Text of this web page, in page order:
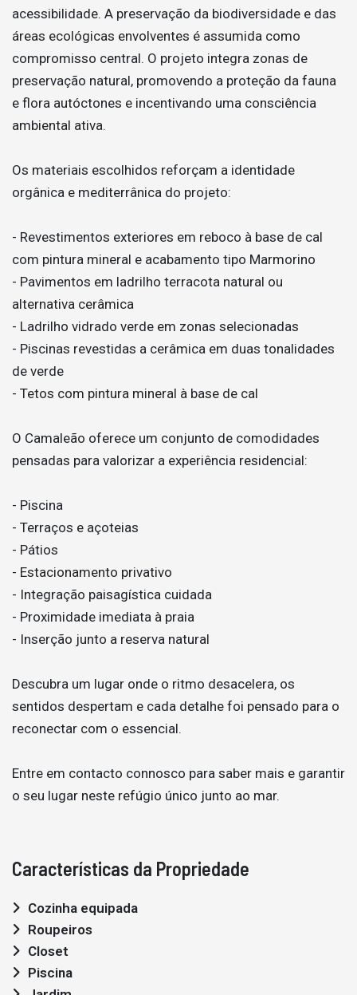
acessibilidade. A preservação da biodiversidade e das
áreas ecológicas envolventes é assumida como
compromisso central. O projeto integra zonas de
preservação natural, promovendo a proteção da fauna
e flora autóctones e incentivando uma consciência
ambiental ativa.
Os materiais escolhidos reforçam a identidade
orgânica e mediterrânica do projeto:
- Revestimentos exteriores em reboco à base de cal
com pintura mineral e acabamento tipo Marmorino
- Pavimentos em ladrilho terracota natural ou
alternativa cerâmica
- Ladrilho vidrado verde em zonas selecionadas
- Piscinas revestidas a cerâmica em duas tonalidades
de verde
- Tetos com pintura mineral à base de cal
O Camaleão oferece um conjunto de comodidades
pensadas para valorizar a experiência residencial:
- Piscina
- Terraços e açoteias
- Pátios
- Estacionamento privativo
- Integração paisagística cuidada
- Proximidade imediata à praia
- Inserção junto a reserva natural
Descubra um lugar onde o ritmo desacelera, os
sentidos despertam e cada detalhe foi pensado para o
reconectar com o essencial.
Entre em contacto connosco para saber mais e garantir
o seu lugar neste refúgio único junto ao mar.
Características da Propriedade
Cozinha equipada
Roupeiros
Closet
Piscina